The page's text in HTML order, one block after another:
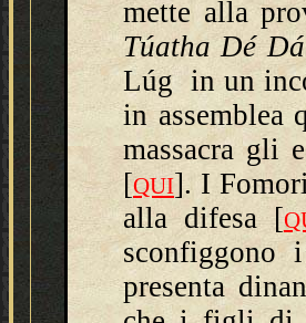
mette alla
Túatha Dé
Lúg in un
in assemblea
massacra gli
[QUI]. I
alla difesa[
presenta